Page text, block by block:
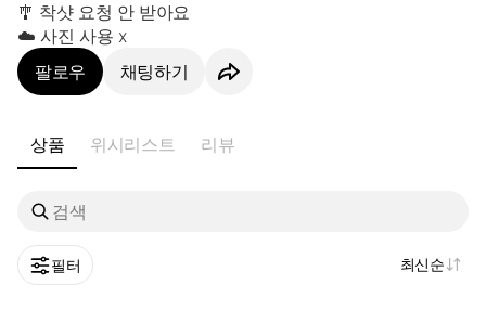
🎐 착샷 요청 안 받아요
☁️ 사진 사용 x
팔로우
채팅하기
상품 위시리스트 리뷰
필터 최신순